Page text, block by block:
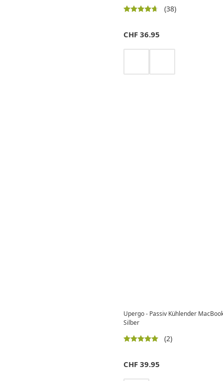
(38)
CHF 36.95
Upergo - Passiv Kühlender
Silber
(2)
CHF 39.95